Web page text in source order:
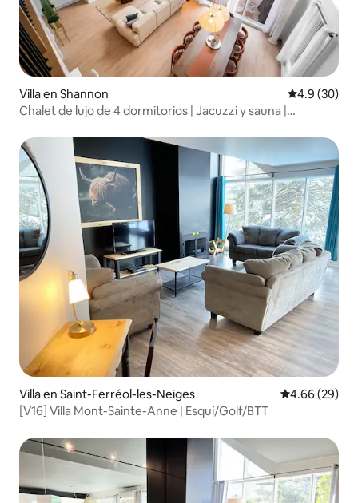
Villa en Shannon Calificación
4.9 (30)
Chalet de lujo de 4 dormitorios | Jacuzzi y sauna |
Villa en Saint-Ferréol-les-Neiges Calificación
4.66 (29)
[V16] Villa Mont-Sainte-Anne | Esquí/Golf/BTT